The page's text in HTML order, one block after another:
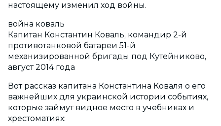
настоящему изменил ход войны.
война коваль
Капитан Константин Коваль, командир 2-й
противотанковой батареи 51-й
механизированной бригады под Кутейниково,
август 2014 года
Вот рассказ капитана Константина Коваля о его
важнейших для украинской истории событиях,
которые займут видное место в учебниках и
хрестоматиях: